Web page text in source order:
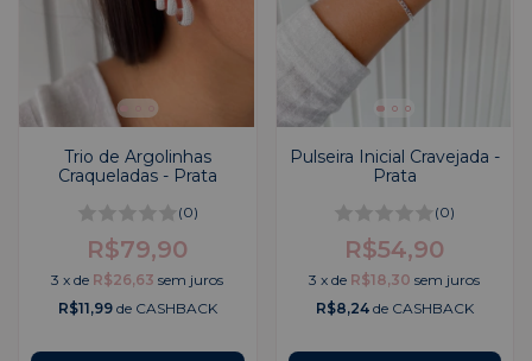
Trio de Argolinhas
Craqueladas - Prata
(0)
R$79,90
3 xde R$26,63 sem juros
R$11,99de CASHBACK
Pulseira Inicial Cravejada -
Prata
(0)
R$54,90
3 xde R$18,30 sem juros
R$8,24de CASHBACK